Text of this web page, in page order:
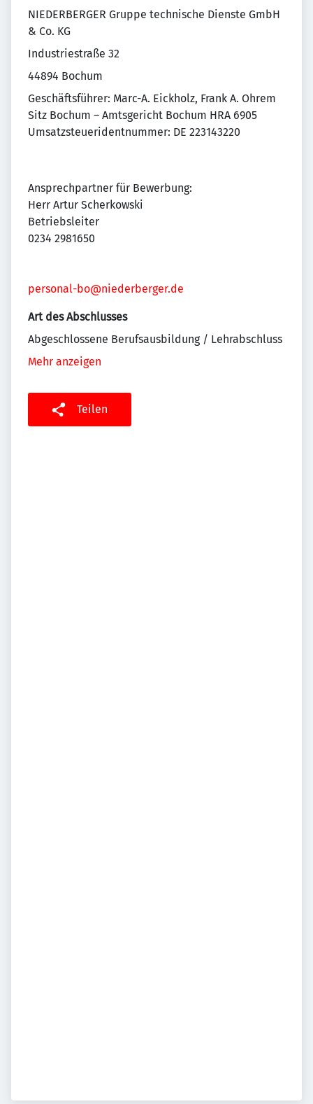
NIEDERBERGER Gruppe technische Dienste GmbH
& Co. KG
Industriestraße 32
44894 Bochum
Geschäftsführer: Marc-A. Eickholz, Frank A. Ohrem
Sitz Bochum – Amtsgericht Bochum HRA 6905
Umsatzsteueridentnummer: DE 223143220
Ansprechpartner für Bewerbung:
Herr Artur Scherkowski
Betriebsleiter
0234 2981650
personal-bo@niederberger.de
Art des Abschlusses
Abgeschlossene Berufsausbildung / Lehrabschluss
Mehr anzeigen
Teilen